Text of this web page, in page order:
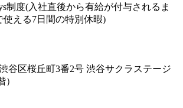
制度(入社直後から有給が付与されるま
使える7日間の特別休暇)
谷区桜丘町3番2号 渋谷サクラステージ